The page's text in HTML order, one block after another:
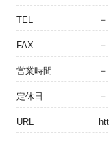
TEL －
FAX －
営業時間 －
定休日 －
URL